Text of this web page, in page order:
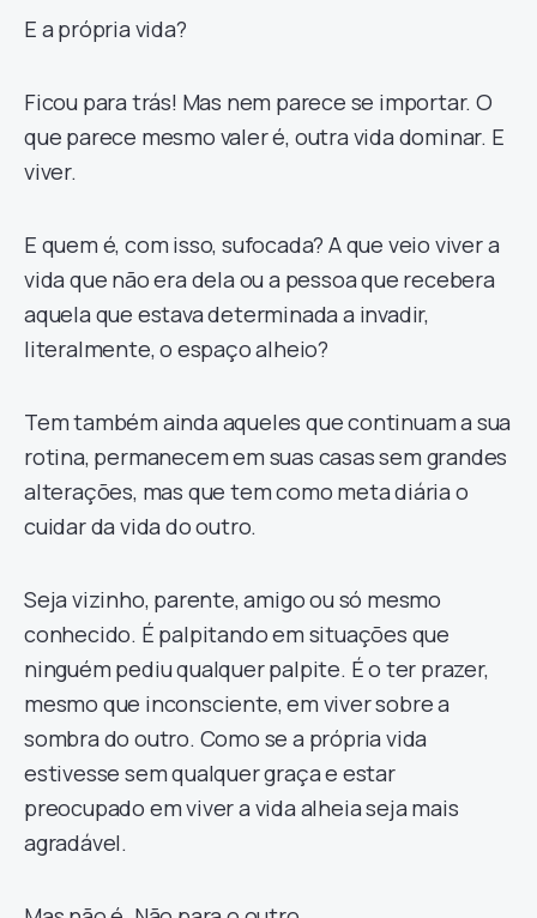
E a própria vida?
Ficou para trás! Mas nem parece se importar. O
que parece mesmo valer é, outra vida dominar. E
viver.
E quem é, com isso, sufocada? A que veio viver a
vida que não era dela ou a pessoa que recebera
aquela que estava determinada a invadir,
literalmente, o espaço alheio?
Tem também ainda aqueles que continuam a sua
rotina, permanecem em suas casas sem grandes
alterações, mas que tem como meta diária o
cuidar da vida do outro.
Seja vizinho, parente, amigo ou só mesmo
conhecido. É palpitando em situações que
ninguém pediu qualquer palpite. É o ter prazer,
mesmo que inconsciente, em viver sobre a
sombra do outro. Como se a própria vida
estivesse sem qualquer graça e estar
preocupado em viver a vida alheia seja mais
agradável.